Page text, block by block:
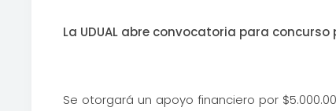
La UDUAL abre convocatoria para concurso
Se otorgará un apoyo financiero por